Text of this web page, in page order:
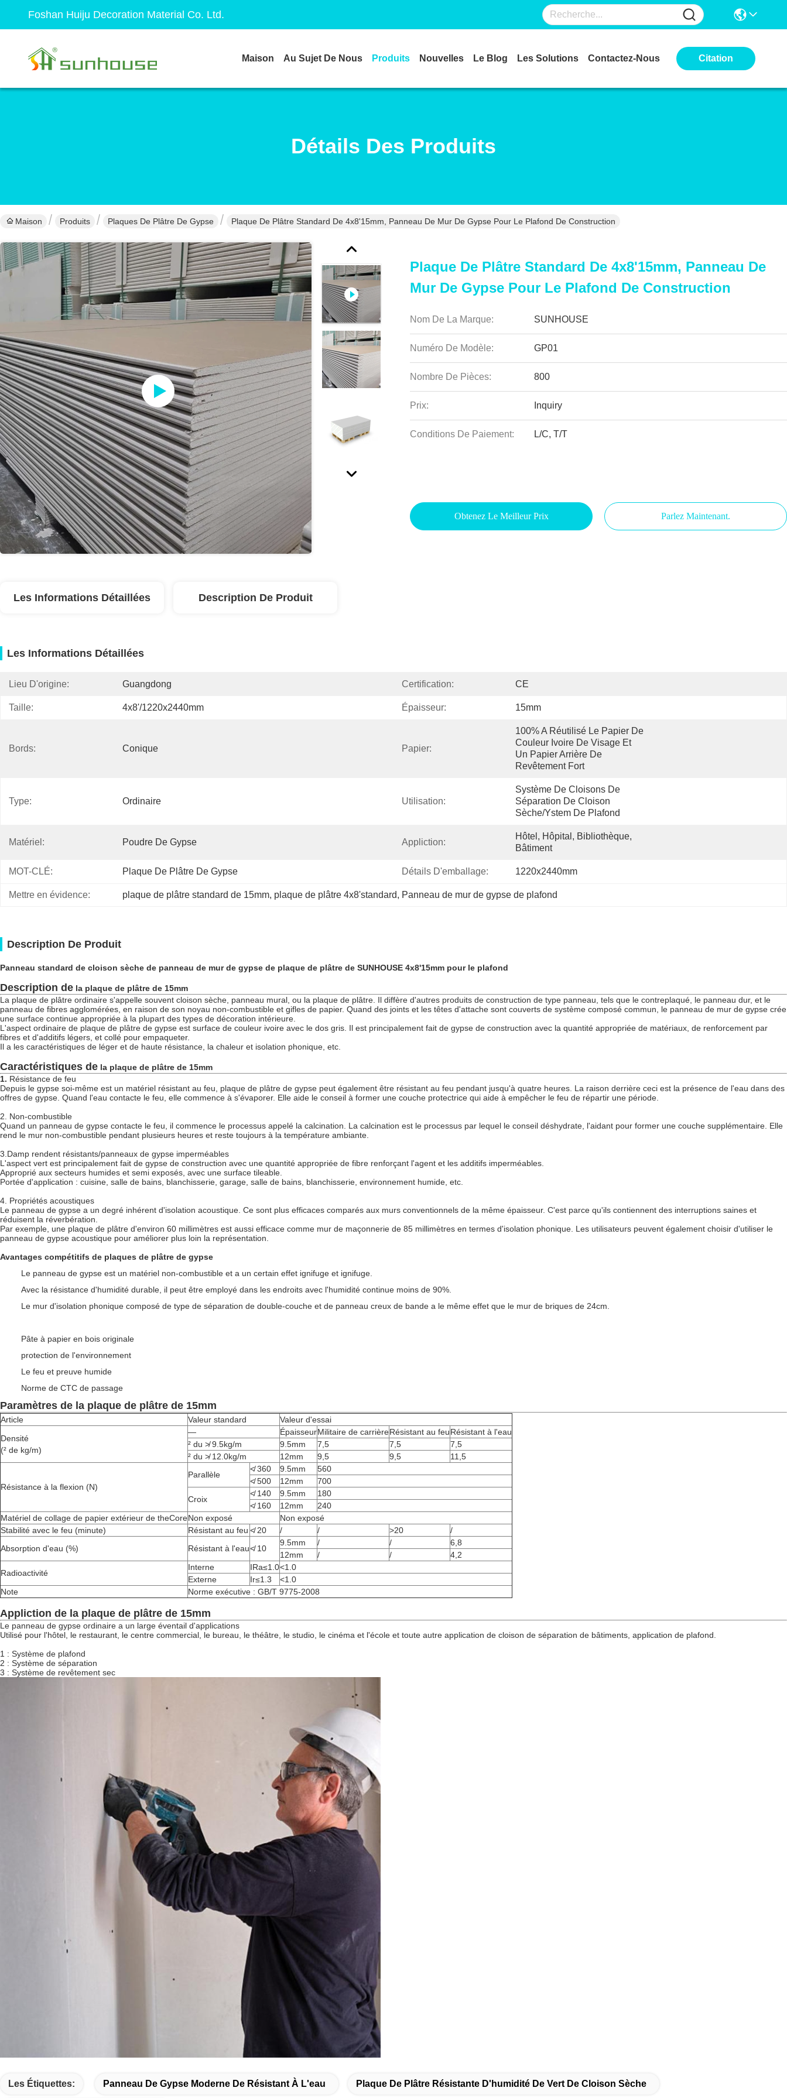
Foshan Huiju Decoration Material Co. Ltd.
Maison Au Sujet De Nous Produits Nouvelles Le Blog Les Solutions Contactez-Nous Citation
Détails Des Produits
Maison Produits Plaques De Plâtre De Gypse Plaque De Plâtre Standard De 4x8'15mm, Panneau De Mur De Gypse Pour Le Plafond De Construction
Plaque De Plâtre Standard De 4x8'15mm, Panneau De
Mur De Gypse Pour Le Plafond De Construction
Nom De La Marque: SUNHOUSE
Numéro De Modèle: GP01
Nombre De Pièces: 800
Prix: Inquiry
Conditions De Paiement: L/C, T/T
Obtenez Le Meilleur Prix Parlez Maintenant.
Les Informations Détaillées Description De Produit
Les Informations Détaillées
Lieu D'origine: Guangdong Certification: CE
Taille: 4x8'/1220x2440mm Épaisseur: 15mm
Bords: Conique Papier:
100% A Réutilisé Le Papier De
Couleur Ivoire De Visage Et
Un Papier Arrière De
Revêtement Fort
Type: Ordinaire Utilisation:
Système De Cloisons De
Séparation De Cloison
Sèche/ystem De Plafond
Matériel: Poudre De Gypse Appliction:
Hôtel, Hôpital, Bibliothèque,
Bâtiment
MOT-CLÉ: Plaque De Plâtre De Gypse Détails D'emballage: 1220x2440mm
Mettre en évidence: plaque de plâtre standard de 15mm, plaque de plâtre 4x8'standard, Panneau de mur de gypse de plafond
Description De Produit
Panneau standard de cloison sèche de panneau de mur de gypse de plaque de plâtre de SUNHOUSE 4x8'15mm pour le plafond
Description de la plaque de plâtre de 15mm
La plaque de plâtre ordinaire s'appelle souvent cloison sèche, panneau mural, ou la plaque de plâtre. Il diffère d'autres produits de construction de type panneau, tels que le contreplaqué, le panneau dur, et le
panneau de fibres agglomérées, en raison de son noyau non-combustible et gifles de papier. Quand des joints et les têtes d'attache sont couverts de système composé commun, le panneau de mur de gypse crée
une surface continue appropriée à la plupart des types de décoration intérieure.
L'aspect ordinaire de plaque de plâtre de gypse est surface de couleur ivoire avec le dos gris. Il est principalement fait de gypse de construction avec la quantité appropriée de matériaux, de renforcement par
fibres et d'additifs légers, et collé pour empaqueter.
Il a les caractéristiques de léger et de haute résistance, la chaleur et isolation phonique, etc.
Caractéristiques de la plaque de plâtre de 15mm
1. Résistance de feu
Depuis le gypse soi-même est un matériel résistant au feu, plaque de plâtre de gypse peut également être résistant au feu pendant jusqu'à quatre heures. La raison derrière ceci est la présence de l'eau dans des
offres de gypse. Quand l'eau contacte le feu, elle commence à s'évaporer. Elle aide le conseil à former une couche protectrice qui aide à empêcher le feu de répartir une période.
2. Non-combustible
Quand un panneau de gypse contacte le feu, il commence le processus appelé la calcination. La calcination est le processus par lequel le conseil déshydrate, l'aidant pour former une couche supplémentaire. Elle
rend le mur non-combustible pendant plusieurs heures et reste toujours à la température ambiante.
3.Damp rendent résistants/panneaux de gypse imperméables
L'aspect vert est principalement fait de gypse de construction avec une quantité appropriée de fibre renforçant l'agent et les additifs imperméables.
Approprié aux secteurs humides et semi exposés, avec une surface tileable.
Portée d'application : cuisine, salle de bains, blanchisserie, garage, salle de bains, blanchisserie, environnement humide, etc.
4. Propriétés acoustiques
Le panneau de gypse a un degré inhérent d'isolation acoustique. Ce sont plus efficaces comparés aux murs conventionnels de la même épaisseur. C'est parce qu'ils contiennent des interruptions saines et
réduisent la réverbération.
Par exemple, une plaque de plâtre d'environ 60 millimètres est aussi efficace comme mur de maçonnerie de 85 millimètres en termes d'isolation phonique. Les utilisateurs peuvent également choisir d'utiliser le
panneau de gypse acoustique pour améliorer plus loin la représentation.
Avantages compétitifs de plaques de plâtre de gypse
Le panneau de gypse est un matériel non-combustible et a un certain effet ignifuge et ignifuge.
Avec la résistance d'humidité durable, il peut être employé dans les endroits avec l'humidité continue moins de 90%.
Le mur d'isolation phonique composé de type de séparation de double-couche et de panneau creux de bande a le même effet que le mur de briques de 24cm.
Pâte à papier en bois originale
protection de l'environnement
Le feu et preuve humide
Norme de CTC de passage
Paramètres de la plaque de plâtre de 15mm
Article Valeur standard
Valeur d'essai
Densité
(² de kg/m)
— ÉpaisseurMilitaire de carrièreRésistant au feuRésistant à l'eau
² du ≯ 9.5kg/m
9.5mm 7,5 7,5
7,5
² du ≯ 12.0kg/m
12mm 9,5 9,5 11,5
Résistance à la flexion (N)
Parallèle
≮ 360 9.5mm
560
≮ 500
12mm
700
Croix
≮ 140 9.5mm
180
≮ 160
12mm
240
Matériel de collage de papier extérieur de theCoreNon exposé
Non exposé
Stabilité avec le feu (minute)
Résistant au feu ≮ 20 / / >20
/
Absorption d'eau (%)
Résistant à l'eau≮ 10
9.5mm / /
6,8
12mm
/ /
4,2
Radioactivité
Interne IRa≤1.0<1.0
Externe
Ir≤1.3
<1.0
Note
Norme exécutive : GB/T 9775-2008
Appliction de la plaque de plâtre de 15mm
Le panneau de gypse ordinaire a un large éventail d'applications
Utilisé pour l'hôtel, le restaurant, le centre commercial, le bureau, le théâtre, le studio, le cinéma et l'école et toute autre application de cloison de séparation de bâtiments, application de plafond.
1 : Système de plafond
2 : Système de séparation
3 : Système de revêtement sec
Les Étiquettes: Panneau De Gypse Moderne De Résistant À L'eau Plaque De Plâtre Résistante D'humidité De Vert De Cloison Sèche